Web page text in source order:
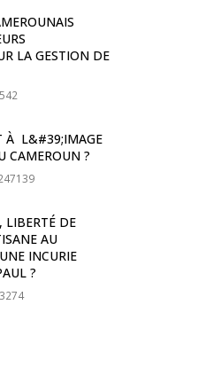
LA GESTION DE
À L&#39;IMAGE
CAMEROUN ?
LIBERTÉ DE
AU
INCURIE
?